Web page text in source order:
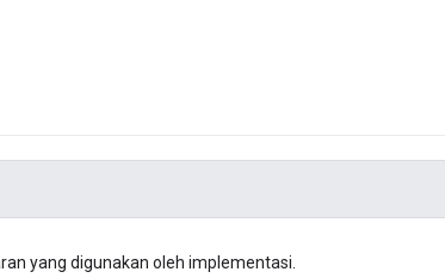
yang digunakan oleh implementasi.